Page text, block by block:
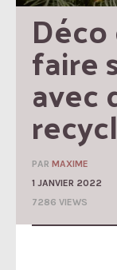
faire
avec
PAR MAXIME
1 JANVIER 2022
7286 VIEWS